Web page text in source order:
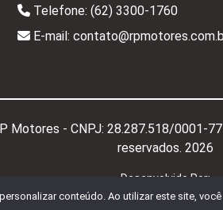
Telefone: (62) 3300-1760
E-mail:
Motores - CNPJ: 28.287.518/0001-77
reservados. 2026
Desenvolvido Por:
conteúdo. Ao utilizar este site,